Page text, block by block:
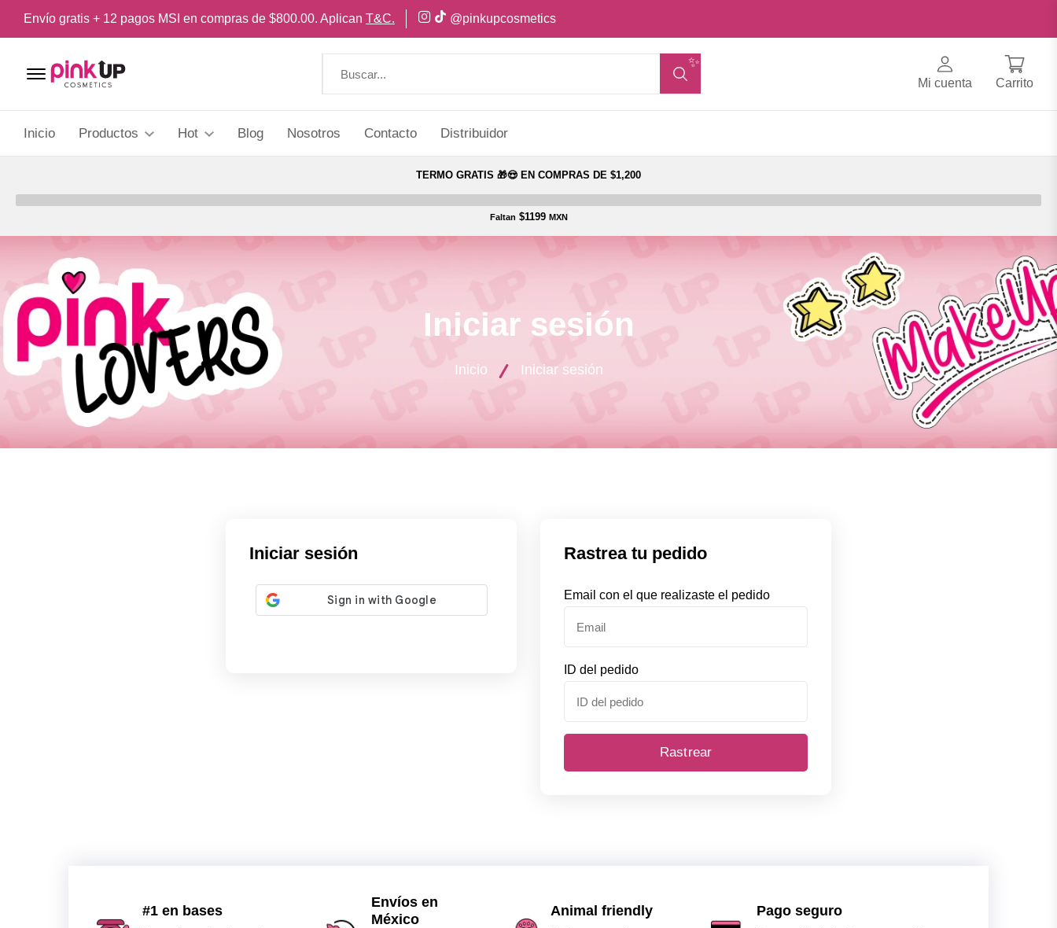
Envío gratis + 12 pagos MSI en compras de $800.00. Aplican T&C. @pinkupcosmetics
Menu Open ✨
Mi cuenta Carrito
Inicio Productos Hot Blog Nosotros Contacto Distribuidor
TERMO GRATIS 🎁😍 EN COMPRAS DE $1,200
Faltan $1199 MXN
Iniciar sesión
Inicio Iniciar sesión
Iniciar sesión Rastrea tu pedido
Email con el que realizaste el pedido
ID del pedido
Rastrear
#1 en bases
Envíos en
México
Animal friendly Pago seguro